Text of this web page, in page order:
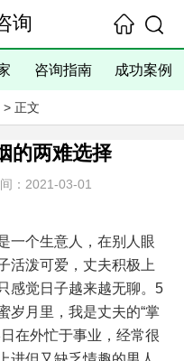
询
咨询指南 成功案例
> 正文
的两难选择
：2021-03-01
个生意人，在别人眼
活泼可爱，丈夫积极上
感觉日子越来越无聊。5
岁月里，我是丈夫的“掌
在外忙于事业，经常很